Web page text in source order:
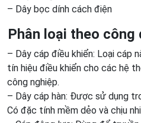
– Dây bọc dính cách điện
Phân loại theo công
– Dây cáp điều khiển: Loại cáp
tín hiệu điều khiển cho các hệ
công nghiệp.
– Dây cáp hàn: Được sử dụng
Có đặc tính mềm dẻo và chịu